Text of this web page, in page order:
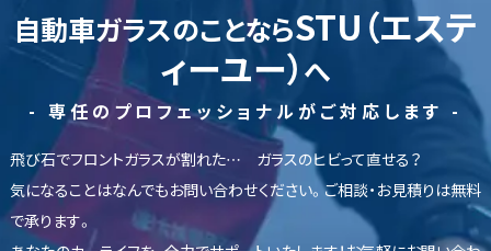
自動車ガラスのことならSTU（エステ
ィーユー）へ
- 専任のプロフェッショナルがご対応します -
飛び石でフロントガラスが割れた… ガラスのヒビって直せる？
気になることはなんでもお問い合わせください。ご相談・お見積りは無料
で承ります。